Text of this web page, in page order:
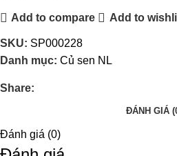
Add to compare Add to
SKU: SP000228
Danh mục: Củ sen NL
Share:
ĐÁNH GIÁ
Đánh giá (0)